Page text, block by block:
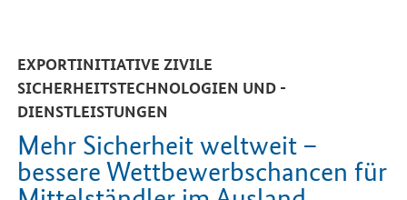
EXPORTINITIATIVE ZIVILE
SICHERHEITSTECHNOLOGIEN UND -
DIENSTLEISTUNGEN
Mehr Sicherheit weltweit –
bessere Wettbewerbschancen für